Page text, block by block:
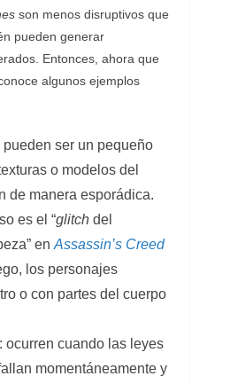
son menos disruptivos que
pueden generar
Entonces, ahora que
conoce algunos ejemplos
pueden ser un pequeño
o modelos del
de manera esporádica.
es el “glitch del
en Assassin’s Creed
los personajes
o con partes del cuerpo
ocurren cuando las leyes
momentáneamente y